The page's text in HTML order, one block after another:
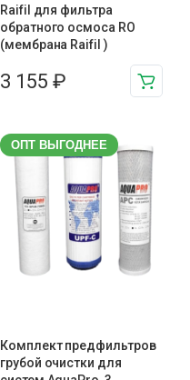
Raifil для фильтра
обратного осмоса RO
(мембрана Raifil )
3 155 ₽
ОПТ ВЫГОДНЕЕ
Комплект предфильтров
грубой очистки для